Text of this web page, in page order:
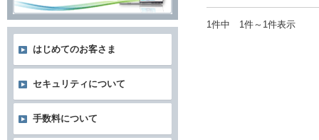
1件中 1件～1件表示
はじめてのお客さま
セキュリティについて
手数料について